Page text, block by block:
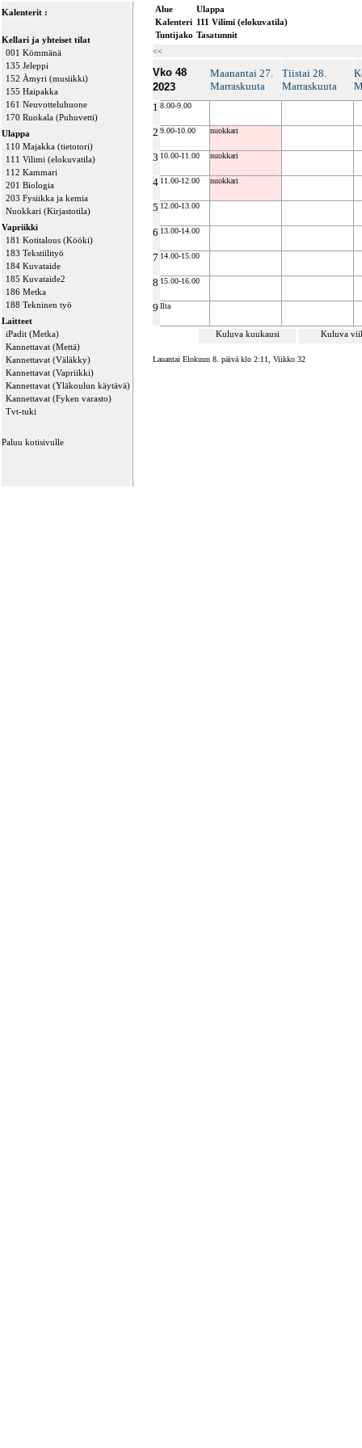
Kalenterit :
Kellari ja yhteiset tilat
001 Kömmänä
135 Jeleppi
152 Ämyri (musiikki)
155 Haipakka
161 Neuvotteluhuone
170 Ruokala (Puhuvetti)
Ulappa
110 Majakka (tietotori)
111 Vilimi (elokuvatila)
112 Kammari
201 Biologia
203 Fysiikka ja kemia
Nuokkari (Kirjastotila)
Vapriikki
181 Kotitalous (Kööki)
183 Tekstiilityö
184 Kuvataide
185 Kuvataide2
186 Metka
188 Tekninen työ
Laitteet
iPadit (Metka)
Kannettavat (Mettä)
Kannettavat (Väläkky)
Kannettavat (Vapriikki)
Kannettavat (Yläkoulun käytävä)
Kannettavat (Fyken varasto)
Tvt-tuki
Paluu kotisivulle
Alue
Ulappa
Kalenteri 111 Vilimi (elokuvatila)
Tuntijako Tasatunnit
<<
Vko 48
2023
Maanantai 27.
Marraskuuta
Tiistai 28.
Marraskuuta
1 8.00-9.00
2 9.00-10.00 nuokkari
3 10.00-11.00 nuokkari
4 11.00-12.00 nuokkari
5 12.00-13.00
6 13.00-14.00
7 14.00-15.00
8 15.00-16.00
9 Ilta
Kuluva kuukausi Kuluva
Lauantai Elokuun 8. päivä klo 2:11, Viikko 32